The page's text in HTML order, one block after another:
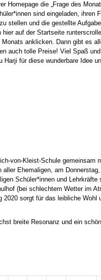
Homepage die „Frage des
sind eingeladen, ihren
stellen und die gestellte
auf der Startseite
anklicken. Dann gibt es
auch tolle Preise! Viel Spaß
Harji für diese wunderbare Idee
von-Kleist-Schule gemeinsam
aller Ehemaligen, am
Schüler*innen und Lehrkräfte
(bei schlechtem Wetter im
2020 sorgt für das leibliche Wohl
breite Resonanz und ein